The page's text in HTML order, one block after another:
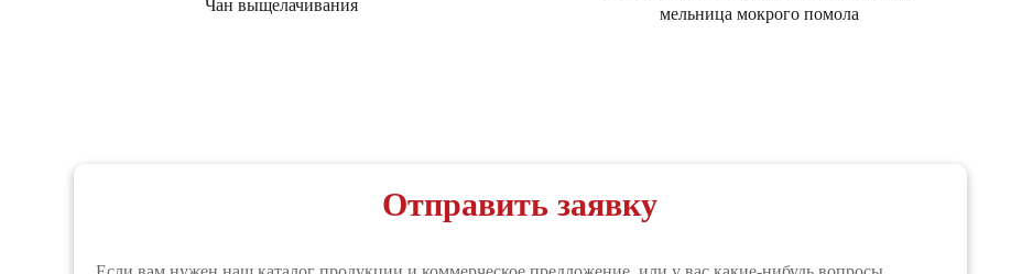
Чан выщелачивания
мельница мокрого помола
Отправить заявку